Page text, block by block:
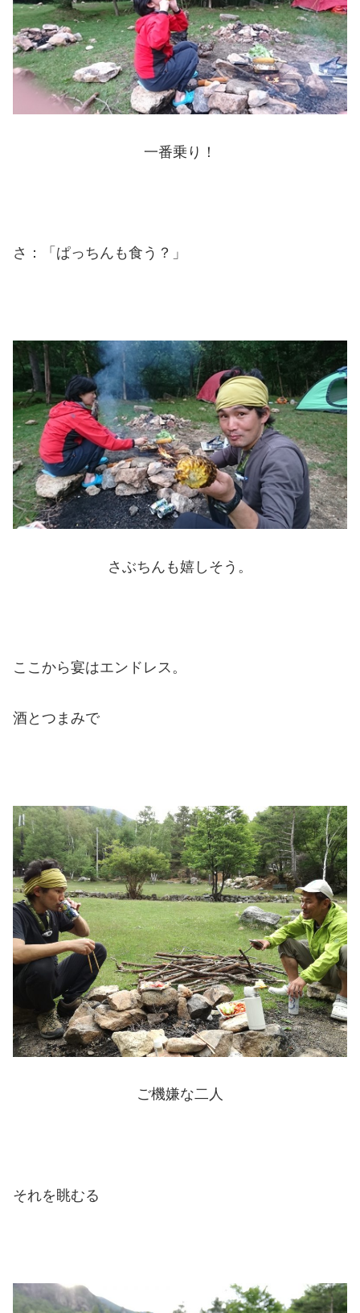
一番乗り！
さ：「ぱっちんも食う？」
さぶちんも嬉しそう。
ここから宴はエンドレス。
酒とつまみで
ご機嫌な二人
それを眺むる